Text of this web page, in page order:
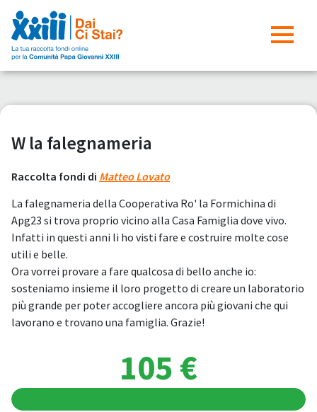
W la falegnameria
Raccolta fondi di Matteo Lovato
La falegnameria della Cooperativa Ro' la Formichina di
Apg23 si trova proprio vicino alla Casa Famiglia dove vivo.
Infatti in questi anni li ho visti fare e costruire molte cose
utili e belle.
Ora vorrei provare a fare qualcosa di bello anche io:
sosteniamo insieme il loro progetto di creare un laboratorio
più grande per poter accogliere ancora più giovani che qui
lavorano e trovano una famiglia. Grazie!
105 €